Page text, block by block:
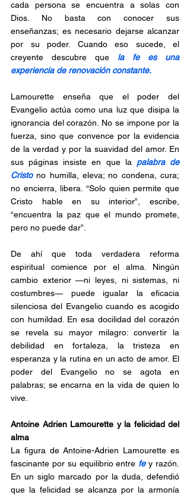
cada persona se encuentra a solas con
Dios. No basta con conocer sus
enseñanzas; es necesario dejarse alcanzar
por su poder. Cuando eso sucede, el
creyente descubre que la fe es una
experiencia de renovación constante.
Lamourette enseña que el poder del
Evangelio actúa como una luz que disipa la
ignorancia del corazón. No se impone por la
fuerza, sino que convence por la evidencia
de la verdad y por la suavidad del amor. En
sus páginas insiste en que la palabra de
Cristo no humilla, eleva; no condena, cura;
no encierra, libera. “Solo quien permite que
Cristo hable en su interior”, escribe,
“encuentra la paz que el mundo promete,
pero no puede dar”.
De ahí que toda verdadera reforma
espiritual comience por el alma. Ningún
cambio exterior —ni leyes, ni sistemas, ni
costumbres— puede igualar la eficacia
silenciosa del Evangelio cuando es acogido
con humildad. En esa docilidad del corazón
se revela su mayor milagro: convertir la
debilidad en fortaleza, la tristeza en
esperanza y la rutina en un acto de amor. El
poder del Evangelio no se agota en
palabras; se encarna en la vida de quien lo
vive.
Antoine Adrien Lamourette y la felicidad del
alma
La figura de Antoine-Adrien Lamourette es
fascinante por su equilibrio entre fe y razón.
En un siglo marcado por la duda, defendió
que la felicidad se alcanza por la armonía